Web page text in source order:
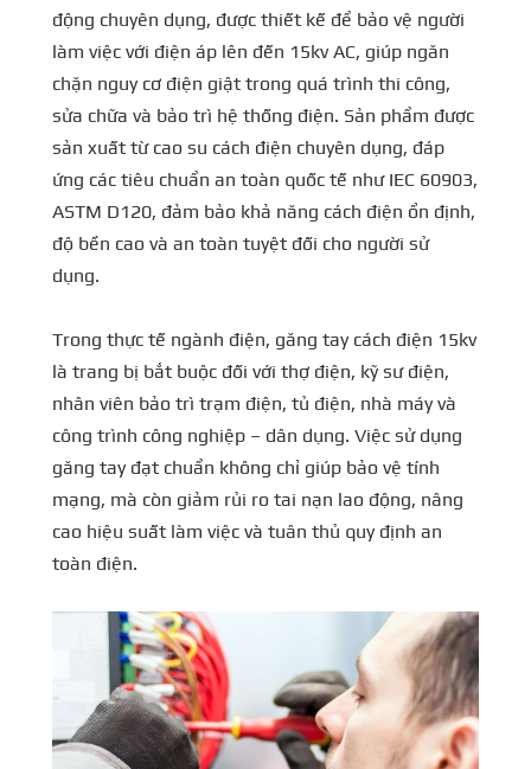
động chuyên dụng, được thiết kế để bảo vệ người
làm việc với điện áp lên đến 15kv AC, giúp ngăn
chặn nguy cơ điện giật trong quá trình thi công,
sửa chữa và bảo trì hệ thống điện. Sản phẩm được
sản xuất từ cao su cách điện chuyên dụng, đáp
ứng các tiêu chuẩn an toàn quốc tế như IEC 60903,
ASTM D120, đảm bảo khả năng cách điện ổn định,
độ bền cao và an toàn tuyệt đối cho người sử
dụng.
Trong thực tế ngành điện, găng tay cách điện 15kv
là trang bị bắt buộc đối với thợ điện, kỹ sư điện,
nhân viên bảo trì trạm điện, tủ điện, nhà máy và
công trình công nghiệp – dân dụng. Việc sử dụng
găng tay đạt chuẩn không chỉ giúp bảo vệ tính
mạng, mà còn giảm rủi ro tai nạn lao động, nâng
cao hiệu suất làm việc và tuân thủ quy định an
toàn điện.